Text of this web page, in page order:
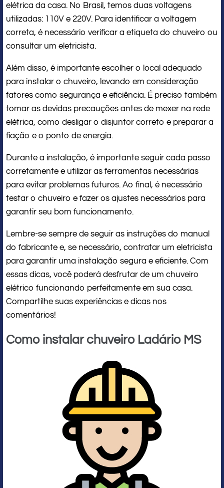
elétrica da casa. No Brasil, temos duas voltagens
utilizadas: 110V e 220V. Para identificar a voltagem
correta, é necessário verificar a etiqueta do chuveiro ou
consultar um eletricista.
Além disso, é importante escolher o local adequado
para instalar o chuveiro, levando em consideração
fatores como segurança e eficiência. É preciso também
tomar as devidas precauções antes de mexer na rede
elétrica, como desligar o disjuntor correto e preparar a
fiação e o ponto de energia.
Durante a instalação, é importante seguir cada passo
corretamente e utilizar as ferramentas necessárias
para evitar problemas futuros. Ao final, é necessário
testar o chuveiro e fazer os ajustes necessários para
garantir seu bom funcionamento.
Lembre-se sempre de seguir as instruções do manual
do fabricante e, se necessário, contratar um eletricista
para garantir uma instalação segura e eficiente. Com
essas dicas, você poderá desfrutar de um chuveiro
elétrico funcionando perfeitamente em sua casa.
Compartilhe suas experiências e dicas nos
comentários!
Como instalar chuveiro Ladário MS